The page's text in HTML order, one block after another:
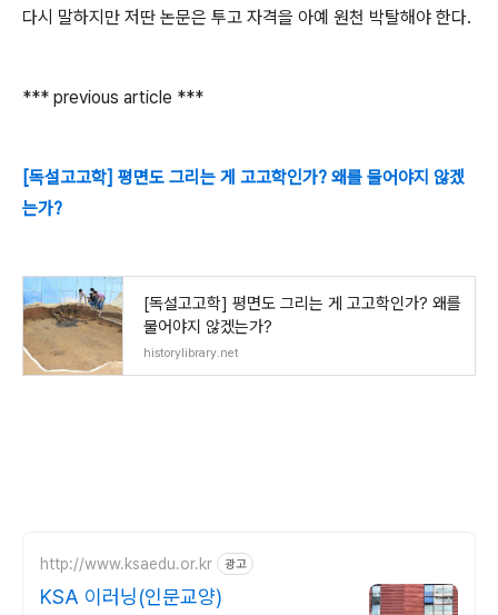
다시 말하지만 저딴 논문은 투고 자격을 아예 원천 박탈해야 한다.
*** previous article ***
[독설고고학] 평면도 그리는 게 고고학인가? 왜를 물어야지 않겠
는가?
[독설고고학] 평면도 그리는 게 고고학인가? 왜를
물어야지 않겠는가?
historylibrary.net
http://www.ksaedu.or.kr 광고
KSA 이러닝(인문교양)